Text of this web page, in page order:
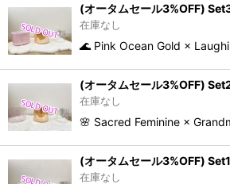
(オータムセール3%OFF)
在庫なし
🌊 Pink Ocean Gold ×
(オータムセール3%OFF)
在庫なし
🌸 Sacred Feminine ×
(オータムセール3%OFF)
在庫なし